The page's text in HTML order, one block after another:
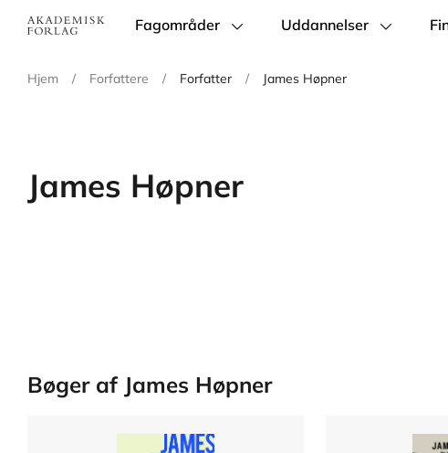
Main
Fagområder Uddannelser
Hjem / Forfattere / Forfatter / James Høpner
James Høpner
Bøger af James Høpner